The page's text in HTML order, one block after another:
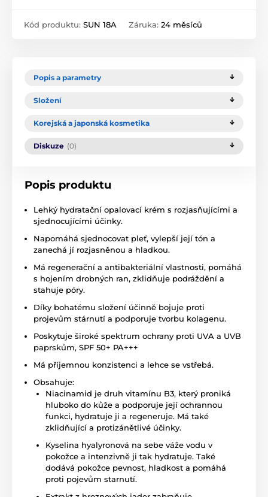
Kód produktu: SUN 18A Záruka: 24 měsíců
Popis a parametry
Složení
Korejská a japonská kosmetika
Diskuze (0)
Popis produktu
Lehký hydratační opalovací krém s rozjasňujícími a
sjednocujícími účinky.
Napomáhá sjednocovat pleť, vylepší její tón a
zanechá jí rozjasněnou a hladkou.
Má regenerační a antibakteriální vlastnosti, pomáhá
s hojením drobných ran, zklidňuje podráždění a
stahuje póry.
Díky bohatému složení účinně bojuje proti
projevům stárnutí a podporuje tvorbu kolagenu.
Poskytuje široké spektrum ochrany proti UVA a UVB
paprskům, SPF 50+ PA+++
Má příjemnou konzistenci a lehce se vstřebá.
Obsahuje:
Niacinamid je druh vitamínu B3, který proniká
hluboko do kůže a podporuje její ochrannou
funkci, hydratuje ji a regeneruje. Má také
zklidňující a protizánětlivé účinky.
Kyselina hyalyronová na sebe váže vodu v
pokožce a intenzivně ji tak hydratuje. Také
dodává pokožce pevnost, hladkost a pomáhá
proti pojevům starnutí.